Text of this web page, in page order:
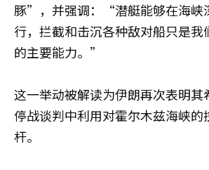
豚”，并强调：“潜艇能够在海峡
行，拦截和击沉各种敌对船只是我
的主要能力。”
这一举动被解读为伊朗再次表明其
停战谈判中利用对霍尔木兹海峡的
杆。